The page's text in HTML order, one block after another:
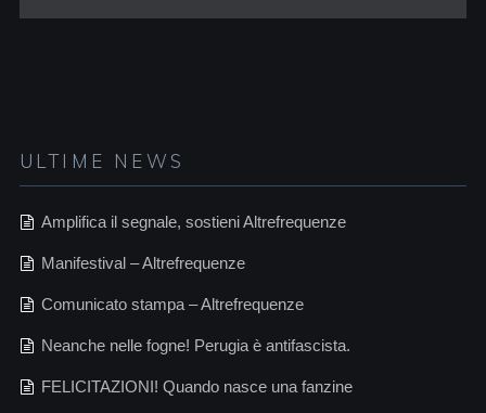
ULTIME NEWS
Amplifica il segnale, sostieni Altrefrequenze
Manifestival – Altrefrequenze
Comunicato stampa – Altrefrequenze
Neanche nelle fogne! Perugia è antifascista.
FELICITAZIONI! Quando nasce una fanzine